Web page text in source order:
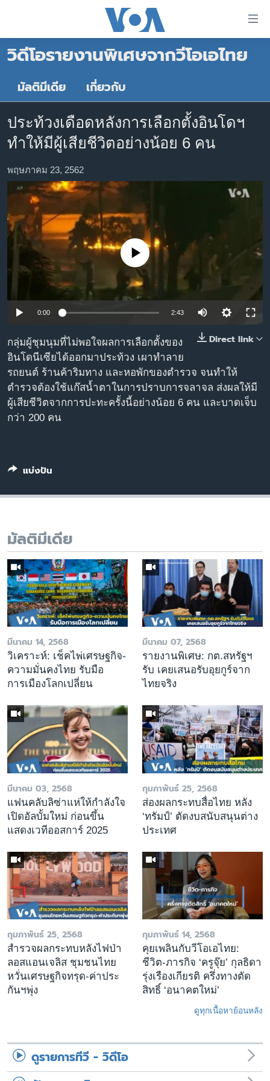
ต่อ
เนื้อหา
หลัก
ข้าม
ไป
หลัก
ข้าม
การ
ค้นหา
หน้าหลัก
โลก
เอเชีย
สหรัฐฯ
ไทย
ธุรกิจ
วิทยาศาสตร์
สังคมและสุขภาพ
ไลฟ์สไตล์
ตรวจสอบข่าว
เรียนรู้ภาษาอังกฤษ
พอดคาสต์
ติดตามเรา
เลือกภาษา
วิดีโอรายงานพิเศษจากวีโอเอไทย
มัลติมีเดีย เกี่ยวกับ
ประท้วงเดือดหลังการเลือกตั้งอินโดฯ
ทำให้มีผู้เสียชีวิตอย่างน้อย 6 คน
พฤษภาคม 23, 2562
No media source currently available
0:00 2:43
Direct link
กลุ่มผู้ชุมนุมที่ไม่พอใจผลการเลือกตั้งของ
อินโดนีเซียได้ออกมาประท้วง เผาทำลาย
รถยนต์ ร้านค้าริมทาง และหอพักของตำรวจ จนทำให้
ตำรวจต้องใช้แก๊สน้ำตาในการปราบการจลาจล ส่งผลให้มี
ผู้เสียชีวิตจากการปะทะครั้งนี้อย่างน้อย 6 คน และบาดเจ็บ
กว่า 200 คน
แบ่งปัน
มัลติมีเดีย
มีนาคม 14, 2568
วิเคราะห์: เช็คไพ่เศรษฐกิจ-
ความมั่นคงไทย รับมือ
การเมืองโลกเปลี่ยน
มีนาคม 07, 2568
รายงานพิเศษ: กต.สหรัฐฯ
รับ เคยเสนอรับอุยกูร์จาก
ไทยจริง
มีนาคม 03, 2568
แฟนคลับลิซ่าแห่ให้กำลังใจ
เปิดอัลบั้มใหม่ ก่อนขึ้น
แสดงเวทีออสการ์ 2025
กุมภาพันธ์ 25, 2568
ส่องผลกระทบสื่อไทย หลัง
‘ทรัมป์’ ตัดงบสนับสนุนต่าง
ประเทศ
กุมภาพันธ์ 25, 2568
สำรวจผลกระทบหลังไฟป่า
ลอสแอนเจลิส ชุมชนไทย
หวั่นเศรษฐกิจทรุด-ค่าประ
กันฯพุ่ง
กุมภาพันธ์ 14, 2568
คุยเพลินกับวีโอเอไทย:
ชีวิต-ภารกิจ ‘ครูจุ๊ย’ กุลธิดา
รุ่งเรืองเกียรติ ครึ่งทางตัด
สิทธิ์ ‘อนาคตใหม่’
ดูทุกเนื้อหาย้อนหลัง
ดูรายการทีวี - วิดีโอ